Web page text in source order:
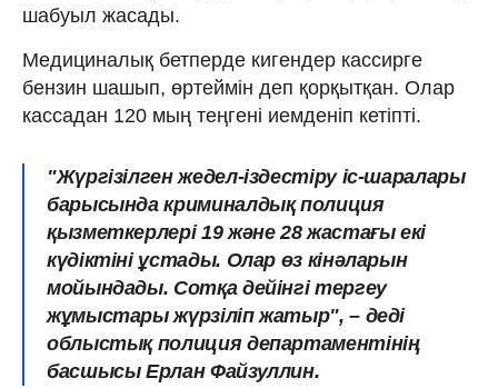
шабуыл жасады.
Медициналық бетперде кигендер кассирге
бензин шашып, өртеймін деп қорқытқан. Олар
кассадан 120 мың теңгені иемденіп кетіпті.
"Жүргізілген жедел-іздестіру іс-шаралары
барысында криминалдық полиция
қызметкерлері 19 және 28 жастағы екі
күдіктіні ұстады. Олар өз кінәларын
мойындады. Сотқа дейінгі тергеу
жұмыстары жүрзіліп жатыр", – деді
облыстық полиция департаментінің
басшысы Ерлан Файзуллин.